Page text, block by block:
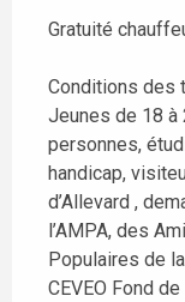
Gratuité
Conditions des
Jeunes de 18 à
personnes,
handicap,
d’Allevard ,
l’AMPA, des
Populaires de
CEVEO Fond